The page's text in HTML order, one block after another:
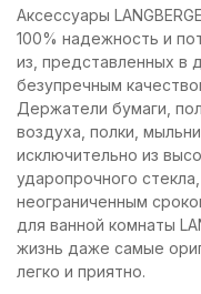
Аксессуары
100% надежность и
из, представленных в
безупречным
Держатели бумаги,
воздуха, полки,
исключительно из
ударопрочного
неограниченным
для ванной комнаты
жизнь даже самые
легко и приятно.